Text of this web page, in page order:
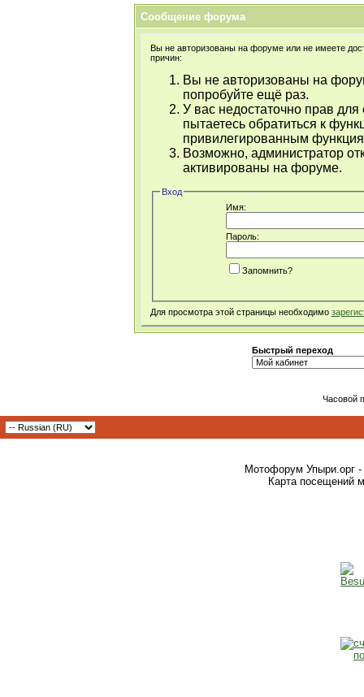
Сообщение форума
Вы не авторизованы на форуме или не имеете
причин:
Вы не авторизованы на
попробуйте ещё раз.
У вас недостаточно прав
пытаетесь обратиться к
привилегированным
Возможно, администратор
активированы на форуме.
Вход
Имя:
Пароль:
Запомнить?
Для просмотра этой страницы необходимо
Быстрый переход
Часовой
Мотофорум Упыри.орг -
Карта посещений